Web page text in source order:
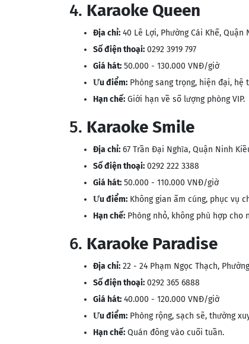
4. Karaoke Queen
Địa chỉ: 40 Lê Lợi, Phường Cái Khế, Quận
Số điện thoại: 0292 3919 797
Giá hát: 50.000 - 130.000 VNĐ/giờ
Ưu điểm: Phòng sang trọng, hiện đại,
Hạn chế: Giới hạn về số lượng phòng VIP.
5. Karaoke Smile
Địa chỉ: 67 Trần Đại Nghĩa, Quận Ninh
Số điện thoại: 0292 222 3388
Giá hát: 50.000 - 110.000 VNĐ/giờ
Ưu điểm: Không gian ấm cúng, phục vụ
Hạn chế: Phòng nhỏ, không phù hợp cho
6. Karaoke Paradise
Địa chỉ: 22 - 24 Phạm Ngọc Thạch,
Số điện thoại: 0292 365 6888
Giá hát: 40.000 - 120.000 VNĐ/giờ
Ưu điểm: Phòng rộng, sạch sẽ, thường
Hạn chế: Quán đông vào cuối tuần.